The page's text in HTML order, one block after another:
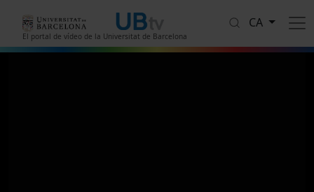
El portal de vídeo de la Universitat de Barcelona
CA